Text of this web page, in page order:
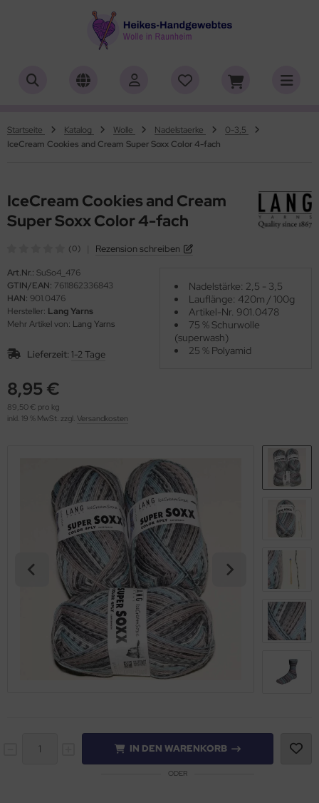
Startseite Katalog Wolle Nadelstaerke
0-3,5
IceCream Cookies and Cream Super Soxx Color 4-fach
IceCream Cookies and Cream
Super Soxx Color 4-fach
(0) Rezension schreiben
Art.Nr.: SuSo4_476
GTIN/EAN: 7611862336843
HAN: 901.0476
Hersteller: Lang Yarns
Mehr Artikel von: Lang Yarns
Lieferzeit: 1-2 Tage
8,95 €
89,50 € pro kg
inkl. 19 % MwSt. zzgl. Versandkosten
Nadelstärke: 2,5 - 3,5
Lauflänge: 420m / 100g
Artikel-Nr. 901.0478
75 % Schurwolle
(superwash)
25 % Polyamid
IN DEN WARENKORB
ODER
ALLES ANZEIGEN AUS HERSTELLER (4762)
(222)
Yarns (1776)
Lana (14)
(1361)
ALLES ANZEIGEN AUS WOLLE (18919)
Wolle (4)
(1)
(5010)
zum Färben
ALLES ANZEIGEN AUS WEBRAHMEN
Webrahmen (2)
(6)
/ Gatterkamm
Allgäuer (Schulwebrahmen) (8)
ALLES ANZEIGEN AUS ZUBEHÖR
(3)
(1)
ALLES ANZEIGEN AUS SONDERPOSTEN (7)
- Lang Yarns (4)